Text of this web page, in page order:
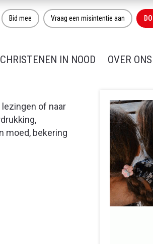
Bid mee Vraag een misintentie aan
IN NOOD OVER ONS
of naar
moed, bekering